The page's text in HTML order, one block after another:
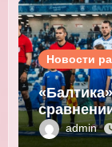
Новости
Морadmin